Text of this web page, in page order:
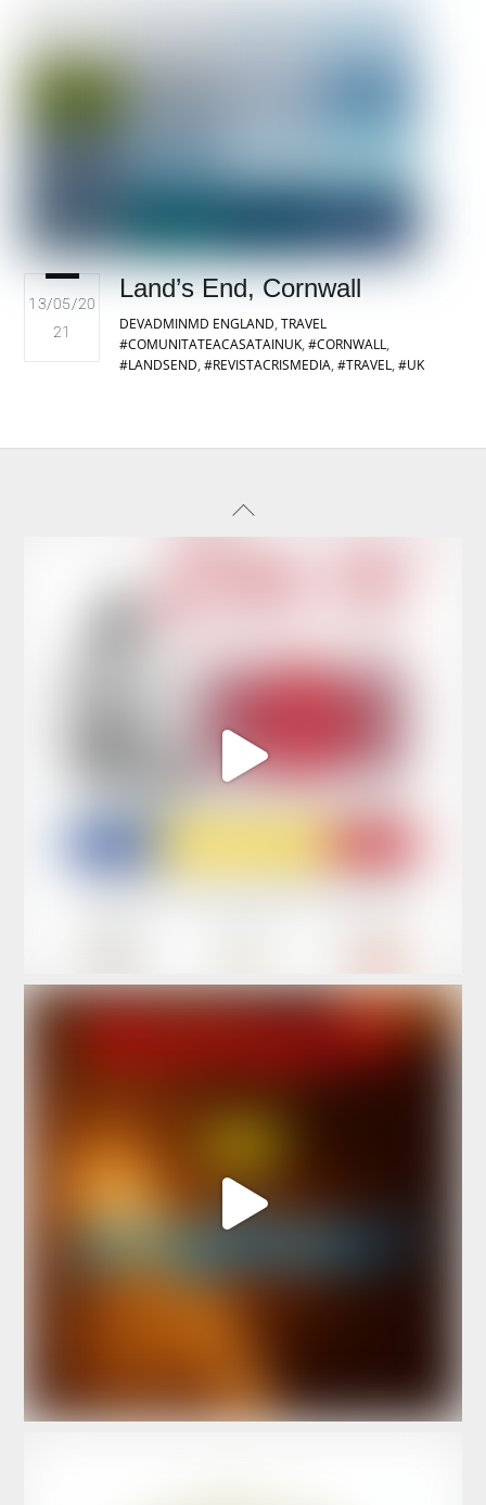
13/05/20
21
Land’s End, Cornwall
DEVADMINMD ENGLAND,TRAVEL
#COMUNITATEACASATAINUK,#CORNWALL,
#LANDSEND,#REVISTACRISMEDIA,#TRAVEL,#UK
Back
To